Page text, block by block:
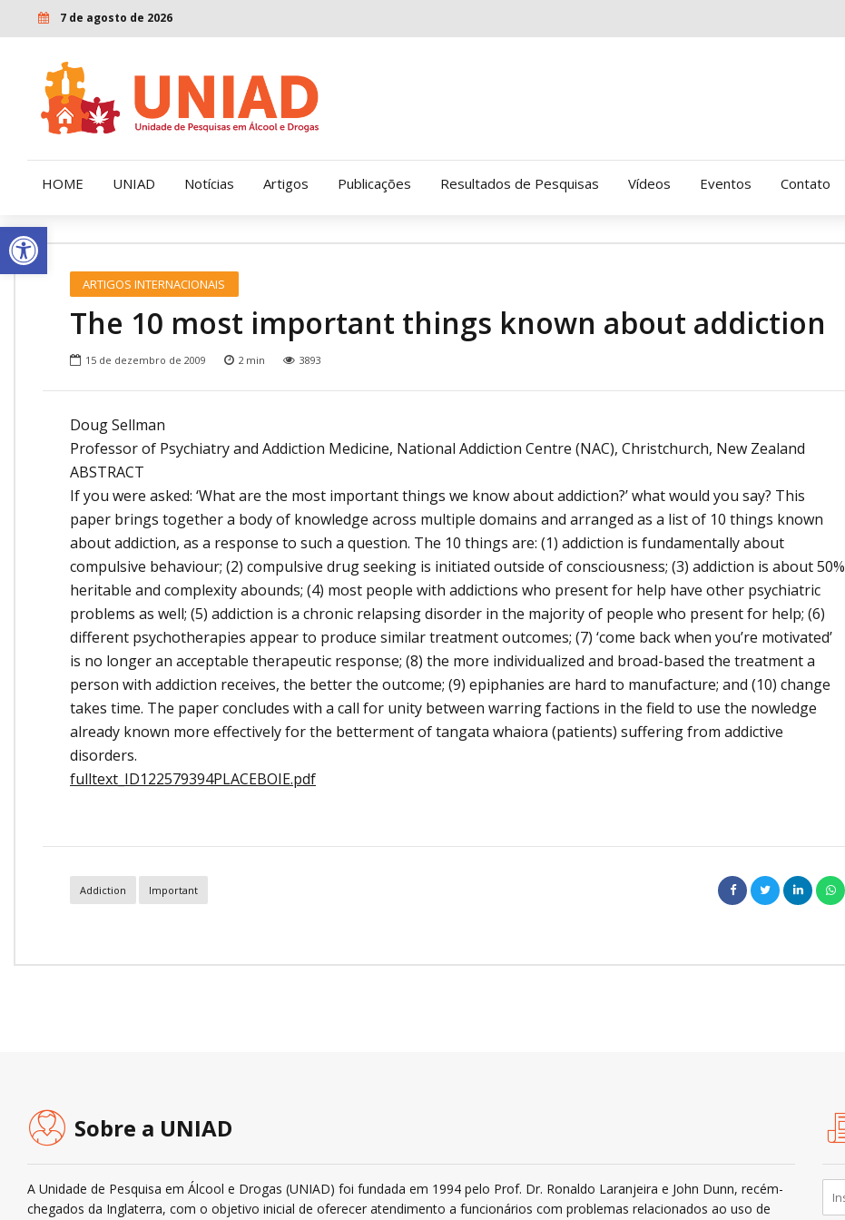
Open toolbar
7 de agosto de 2026
HOME UNIAD
Nossa História
Nossa Missão e Valores
Onde Procurar Ajuda?
Ronaldo Laranjeira recebe prêmio ISAJE
Griffith Edwards
Amor-Exigente
AME – Psiquiatria Dra Jandira Masur
Notícias Artigos Publicações Resultados de Pesquisas Vídeos Eventos Contato
ARTIGOS INTERNACIONAIS
The 10 most important things known about addiction
15 de dezembro de 2009 2 min 3893
Doug Sellman
Professor of Psychiatry and Addiction Medicine, National Addiction Centre (NAC), Christchurch, New Zealand
ABSTRACT
If you were asked: ‘What are the most important things we know about addiction?’ what would you say? This
paper brings together a body of knowledge across multiple domains and arranged as a list of 10 things known
about addiction, as a response to such a question. The 10 things are: (1) addiction is fundamentally about
compulsive behaviour; (2) compulsive drug seeking is initiated outside of consciousness; (3) addiction is about 50%
heritable and complexity abounds; (4) most people with addictions who present for help have other psychiatric
problems as well; (5) addiction is a chronic relapsing disorder in the majority of people who present for help; (6)
different psychotherapies appear to produce similar treatment outcomes; (7) ‘come back when you’re motivated’
is no longer an acceptable therapeutic response; (8) the more individualized and broad-based the treatment a
person with addiction receives, the better the outcome; (9) epiphanies are hard to manufacture; and (10) change
takes time. The paper concludes with a call for unity between warring factions in the field to use the nowledge
already known more effectively for the betterment of tangata whaiora (patients) suffering from addictive
disorders.
fulltext_ID122579394PLACEBOIE.pdf
Addiction Important
Sobre a UNIAD
A Unidade de Pesquisa em Álcool e Drogas (UNIAD) foi fundada em 1994 pelo Prof. Dr. Ronaldo Laranjeira e John Dunn, recém-
chegados da Inglaterra, com o objetivo inicial de oferecer atendimento a funcionários com problemas relacionados ao uso de